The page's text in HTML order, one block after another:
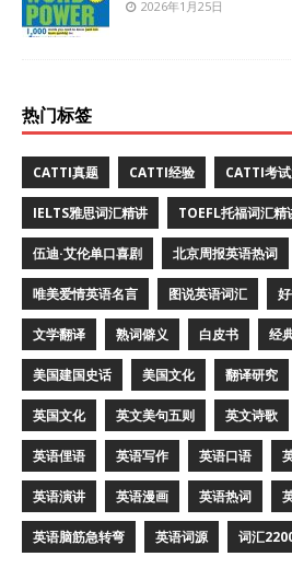
2026年1月25日
热门标签
CATTI真题 CATTI经验 CATTI考
IELTS雅思词汇精讲 TOEFL托福词汇精
伍迪·艾伦单口喜剧 北京周报英语热词
唯美爱情英语名言 图说英语词汇
文学翻译 熟词僻义 白皮书 经
美国建国史话 美国文化 翻译研究
英国文化 英文美句五则 英文诗歌
英语俚语 英语写作 英语口语
英语演讲 英语漫画 英语热词
英语脑筋急转弯 英语词源 词汇